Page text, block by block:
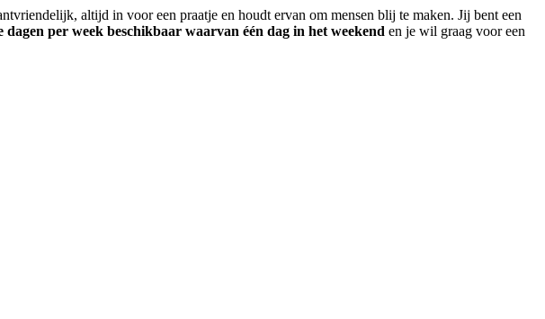
altijd in voor een praatje en houdt ervan om mensen blij te maken. Jij bent een
dagen per week beschikbaar waarvan één dag in het weekend en je wil graag voor een